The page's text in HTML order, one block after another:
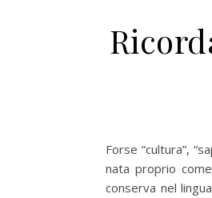
Forse “cultura”,
nata proprio
conserva nel